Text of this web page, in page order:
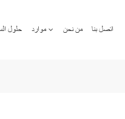
حلول موارد من نحن اتصل بنا